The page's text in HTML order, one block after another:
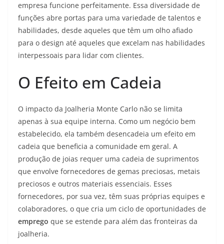
empresa funcione perfeitamente. Essa diversidade de
funções abre portas para uma variedade de talentos e
habilidades, desde aqueles que têm um olho afiado
para o design até aqueles que excelam nas habilidades
interpessoais para lidar com clientes.
O Efeito em Cadeia
O impacto da Joalheria Monte Carlo não se limita
apenas à sua equipe interna. Como um negócio bem
estabelecido, ela também desencadeia um efeito em
cadeia que beneficia a comunidade em geral. A
produção de joias requer uma cadeia de suprimentos
que envolve fornecedores de gemas preciosas, metais
preciosos e outros materiais essenciais. Esses
fornecedores, por sua vez, têm suas próprias equipes e
colaboradores, o que cria um ciclo de oportunidades de
emprego que se estende para além das fronteiras da
joalheria.